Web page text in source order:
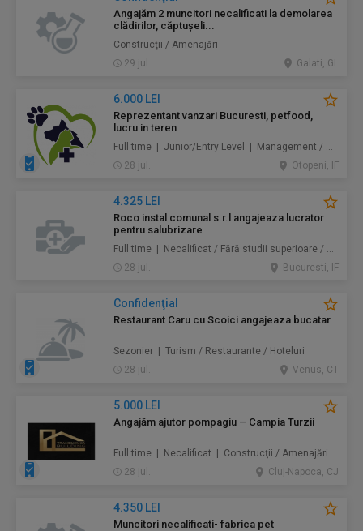
Angajăm 2 muncitori necalificati la demolarea
clădirilor, căptușeli...
Construcţii / Amenajări
29 jul.
Galati, GL
6.000 LEI
Reprezentant vanzari Bucuresti, petfood,
lucru in teren
Full time | Junior/Entry Level | Management / Vânzări
28 jul.
Otopeni, IF
4.325 LEI
Roco instal comunal s.r.l angajeaza lucrator
pentru salubrizare
Full time | Necalificat / Fără studii superioare / Junior/Entry Level | Protecţia mediului / Prestări servicii
28 jul.
Bucuresti, IF
Confidenţial
Restaurant Caru cu Scoici angajeaza bucatar
Sezonier | Turism / Restaurante / Hoteluri
28 jul.
Venus, CT
5.000 LEI
Angajăm ajutor pompagiu – Campia Turzii
Full time | Necalificat | Construcţii / Amenajări
28 jul.
Cluj-Napoca, CJ
4.350 LEI
Muncitori necalificati- fabrica pet